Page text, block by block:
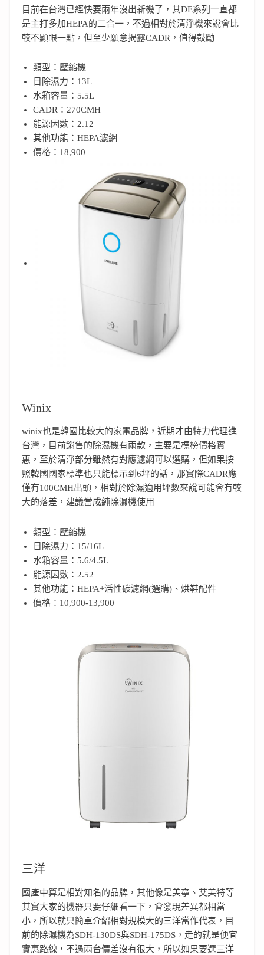
目前在台灣已經快要兩年沒出新機了，其DE系列一直都
是主打多加HEPA的二合一，不過相對於清淨機來說會比
較不顯眼一點，但至少願意揭露CADR，值得鼓勵
類型：壓縮機
日除濕力：13L
水箱容量：5.5L
CADR：270CMH
能源因數：2.12
其他功能：HEPA濾網
價格：18,900
Winix
winix也是韓國比較大的家電品牌，近期才由特力代理進
台灣，目前銷售的除濕機有兩款，主要是標榜價格實
惠，至於清淨部分雖然有對應濾網可以選購，但如果按
照韓國國家標準也只能標示到6坪的話，那實際CADR應
僅有100CMH出頭，相對於除濕適用坪數來說可能會有較
大的落差，建議當成純除濕機使用
類型：壓縮機
日除濕力：15/16L
水箱容量：5.6/4.5L
能源因數：2.52
其他功能：HEPA+活性碳濾網(選購)、烘鞋配件
價格：10,900-13,900
三洋
國產中算是相對知名的品牌，其他像是美寧、艾美特等
其實大家的機器只要仔細看一下，會發現差異都相當
小，所以就只簡單介紹相對規模大的三洋當作代表，目
前的除濕機為SDH-130DS與SDH-175DS，走的就是便宜
實惠路線，不過兩台價差沒有很大，所以如果要選三洋